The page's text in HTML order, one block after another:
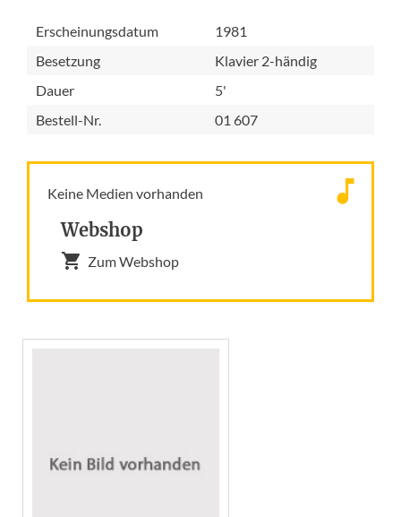
Erscheinungsdatum
1981
Besetzung
Klavier 2-händig
Dauer
5'
Bestell-Nr.
01 607
Keine Medien vorhanden
Webshop
Zum Webshop